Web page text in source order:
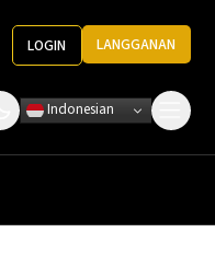
LOGIN LANGGANAN
Indonesian